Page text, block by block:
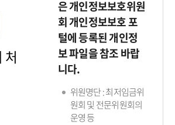
처
은 개인정보보호위원
회 개인정보보호 포
털에 등록된 개인정
보 파일을 참조 바랍
니다.
위원명단 : 최저임금위
원회 및 전문위원회의
운영 등